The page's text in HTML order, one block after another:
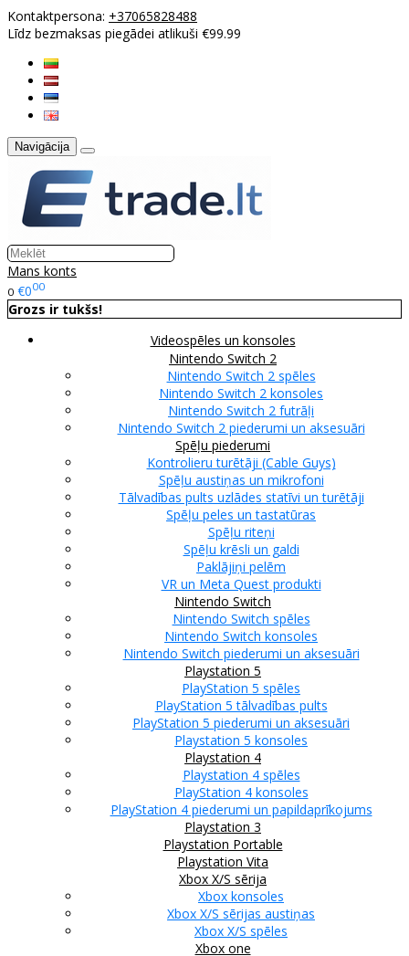
Kontaktpersona: +37065828488
Līdz bezmaksas piegādei atlikuši €99.99
Navigācija
Mans konts
0 €000
Grozs ir tukšs!
Videospēles un konsoles
Nintendo Switch 2
Nintendo Switch 2 spēles
Nintendo Switch 2 konsoles
Nintendo Switch 2 futrāļi
Nintendo Switch 2 piederumi un aksesuāri
Spēļu piederumi
Kontrolieru turētāji (Cable Guys)
Spēļu austiņas un mikrofoni
Tālvadības pults uzlādes statīvi un turētāji
Spēļu peles un tastatūras
Spēļu riteņi
Spēļu krēsli un galdi
Paklājiņi pelēm
VR un Meta Quest produkti
Nintendo Switch
Nintendo Switch spēles
Nintendo Switch konsoles
Nintendo Switch piederumi un aksesuāri
Playstation 5
PlayStation 5 spēles
PlayStation 5 tālvadības pults
PlayStation 5 piederumi un aksesuāri
Playstation 5 konsoles
Playstation 4
Playstation 4 spēles
PlayStation 4 konsoles
PlayStation 4 piederumi un papildaprīkojums
Playstation 3
Playstation Portable
Playstation Vita
Xbox X/S sērija
Xbox konsoles
Xbox X/S sērijas austiņas
Xbox X/S spēles
Xbox one